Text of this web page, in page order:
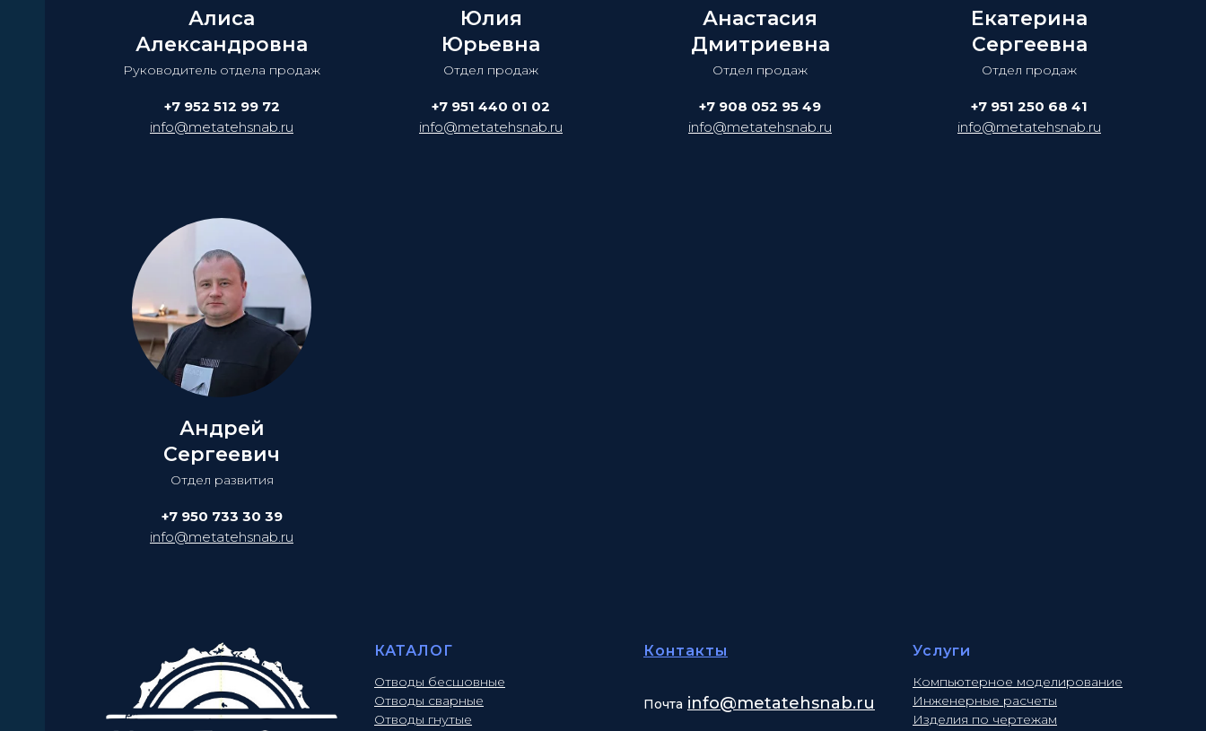
Алиса
Александровна
Руководитель отдела продаж
+7 952 512 99 72
info@metatehsnab.ru
Юлия
Юрьевна
Отдел продаж
+7 951 440 01 02
info@metatehsnab.ru
Анастасия
Дмитриевна
Отдел продаж
+7 908 052 95 49
info@metatehsnab.ru
Екатерина
Сергеевна
Отдел продаж
+7 951 250 68 41
info@metatehsnab.ru
Андрей
Сергеевич
Отдел развития
+7 950 733 30 39
info@metatehsnab.ru
КАТАЛОГ
Отводы бесшовные
Отводы сварные
Отводы гнутые
Контакты
Почта info@metatehsnab.ru
Услуги
Компьютерное моделирование
Инженерные расчеты
Изделия по чертежам